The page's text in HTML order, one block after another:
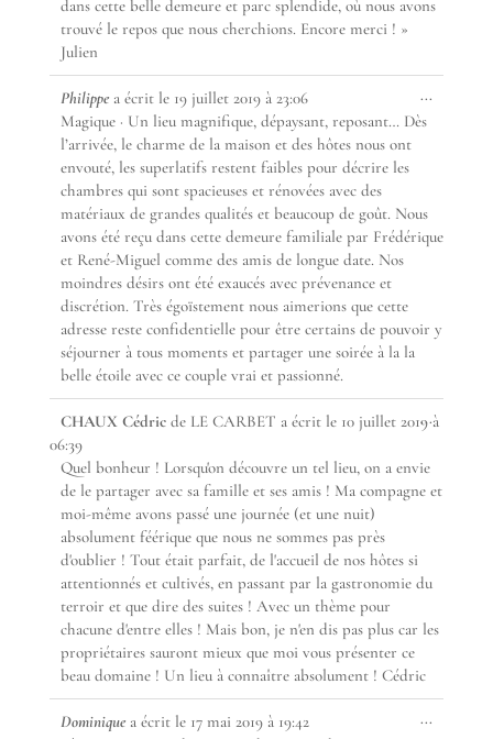
dans cette belle demeure et parc splendide, où nous avons
trouvé le repos que nous cherchions. Encore merci ! »
Julien
Philippe a écrit le19 juillet 2019 à 23:06
Magique · Un lieu magnifique, dépaysant, reposant… Dès
l’arrivée, le charme de la maison et des hôtes nous ont
envouté, les superlatifs restent faibles pour décrire les
chambres qui sont spacieuses et rénovées avec des
matériaux de grandes qualités et beaucoup de goût. Nous
avons été reçu dans cette demeure familiale par Frédérique
et René-Miguel comme des amis de longue date. Nos
moindres désirs ont été exaucés avec prévenance et
discrétion. Très égoïstement nous aimerions que cette
adresse reste confidentielle pour être certains de pouvoir y
séjourner à tous moments et partager une soirée à la la
belle étoile avec ce couple vrai et passionné.
...
CHAUX Cédric de LE CARBET a écrit le10 juillet 2019 à
06:39
Quel bonheur ! Lorsqu'on découvre un tel lieu, on a envie
de le partager avec sa famille et ses amis ! Ma compagne et
moi-même avons passé une journée (et une nuit)
absolument féérique que nous ne sommes pas près
d'oublier ! Tout était parfait, de l'accueil de nos hôtes si
attentionnés et cultivés, en passant par la gastronomie du
terroir et que dire des suites ! Avec un thème pour
chacune d'entre elles ! Mais bon, je n'en dis pas plus car les
propriétaires sauront mieux que moi vous présenter ce
beau domaine ! Un lieu à connaître absolument ! Cédric
...Ouvrir/
Dominique a écrit le17 mai 2019 à 19:42
...